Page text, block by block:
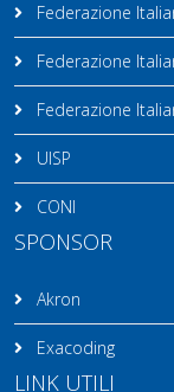
Federazione
Federazione
Federazione
UISP
CONI
SPONSOR
Akron
Exacoding
LINK UTILI